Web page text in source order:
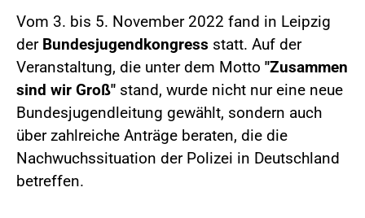
Vom 3. bis 5. November 2022 fand in Leipzig
der Bundesjugendkongress statt. Auf der
Veranstaltung, die unter dem Motto "Zusammen
sind wir Groß" stand, wurde nicht nur eine neue
Bundesjugendleitung gewählt, sondern auch
über zahlreiche Anträge beraten, die die
Nachwuchssituation der Polizei in Deutschland
betreffen.